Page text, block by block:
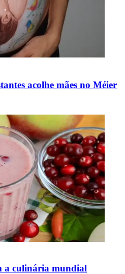
acolhe mães no Méier
a culinária mundial